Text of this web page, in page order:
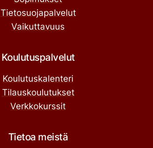
Tietosuojapalvelut
Vaikuttavuus
Koulutuspalvelut
Koulutuskalenteri
Tilauskoulutukset
Verkkokurssit
Tietoa meistä